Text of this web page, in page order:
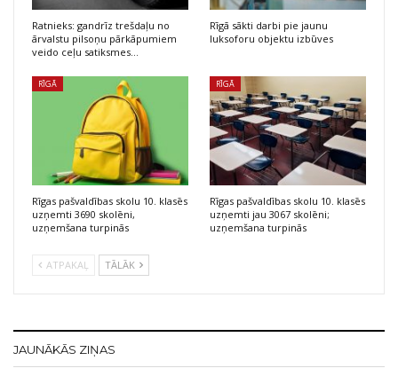
Ratnieks: gandrīz trešdaļu no
ārvalstu pilsoņu pārkāpumiem
veido ceļu satiksmes…
Rīgā sākti darbi pie jaunu
luksoforu objektu izbūves
RĪGĀ
Rīgas pašvaldības skolu 10. klasēs
uzņemti 3690 skolēni,
uzņemšana turpinās
RĪGĀ
Rīgas pašvaldības skolu 10. klasēs
uzņemti jau 3067 skolēni;
uzņemšana turpinās
ATPAKAĻ TĀLĀK
JAUNĀKĀS ZIŅAS